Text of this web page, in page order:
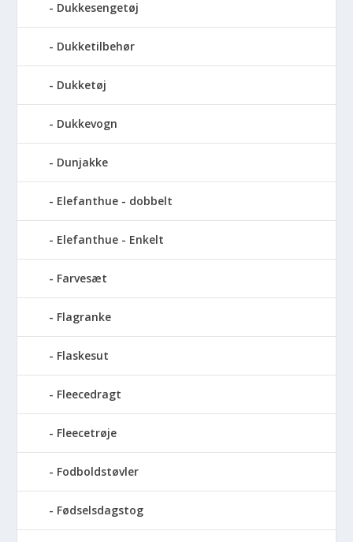
Dukkesengetøj
Dukketilbehør
Dukketøj
Dukkevogn
Dunjakke
Elefanthue - dobbelt
Elefanthue - Enkelt
Farvesæt
Flagranke
Flaskesut
Fleecedragt
Fleecetrøje
Fodboldstøvler
Fødselsdagstog